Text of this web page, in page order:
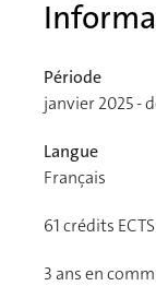
Période
janvier 2025 -
Langue
Français
61crédits ECTS
3 ans en